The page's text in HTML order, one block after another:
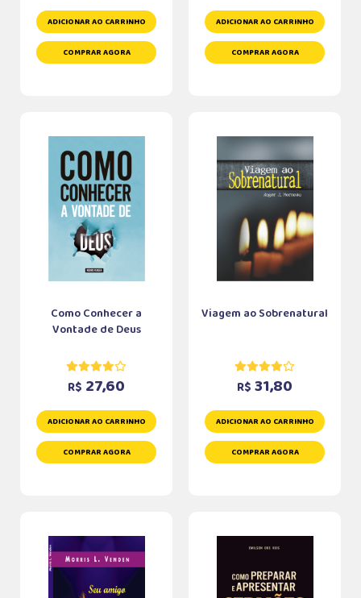
ADICIONAR AO CARRINHO
COMPRAR AGORA
ADICIONAR AO CARRINHO
COMPRAR AGORA
Como Conhecer a
Vontade de Deus
R$ 27,60
ADICIONAR AO CARRINHO
COMPRAR AGORA
Viagem ao Sobrenatural
R$ 31,80
ADICIONAR AO CARRINHO
COMPRAR AGORA